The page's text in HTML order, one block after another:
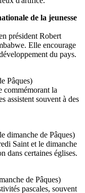
de la jeunesse
président Robert
Elle encourage
du pays.
Pâques)
commémorant la
assistent souvent à des
dimanche de Pâques)
Saint et le dimanche
dans certaines églises.
de Pâques)
pascales, souvent